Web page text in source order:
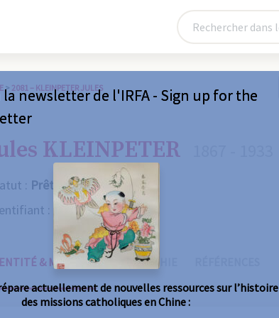
> 2081 – KLEINPETER JULES
KLEINPETER
: Prêtre
: 2081
& MISSIONS BIOGRAPHIE
newsletter de l'IRFA - Sign up for the
actuellement de nouvelles ressources sur l’histoire
des missions catholiques en Chine :